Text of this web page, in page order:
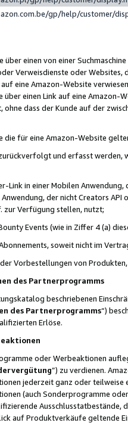
gp/help/customer/
einen von einer
Verweisdienste oder Websites,
eine Amazon-Website
über einen Link auf eine
dass der Kunde auf der
die für eine Amazon-Website
und erfasst werden,
Link in einer Mobilen
der nicht Creators
zur Verfügung stellen, nutzt;
Events (wie in Ziffer 4 (a)
soweit nicht im
Vorbestellungen von
des Partnerprogramms
beschriebenen
des Partnerprogramms“)
Erlöse.
oder Werbeaktionen
”) zu verdienen.
jederzeit ganz oder
(auch Sonderprogramme
Ausschlusstatbestände,
auf Produktverkäufe geltende